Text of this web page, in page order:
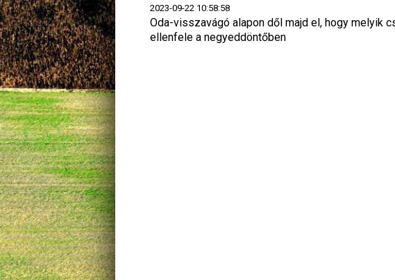
2023-09-22 10:58:58
Oda-visszavágó alapon dől majd el, hogy melyik
ellenfele a negyeddöntőben